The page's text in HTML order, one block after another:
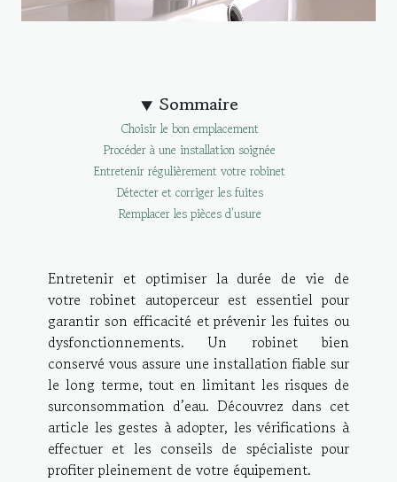
Sommaire
Choisir le bon emplacement
Procéder à une installation soignée
Entretenir régulièrement votre robinet
Détecter et corriger les fuites
Remplacer les pièces d’usure
Entretenir et optimiser la durée de vie de
votre robinet autoperceur est essentiel pour
garantir son efficacité et prévenir les fuites ou
dysfonctionnements. Un robinet bien
conservé vous assure une installation fiable sur
le long terme, tout en limitant les risques de
surconsommation d’eau. Découvrez dans cet
article les gestes à adopter, les vérifications à
effectuer et les conseils de spécialiste pour
profiter pleinement de votre équipement.